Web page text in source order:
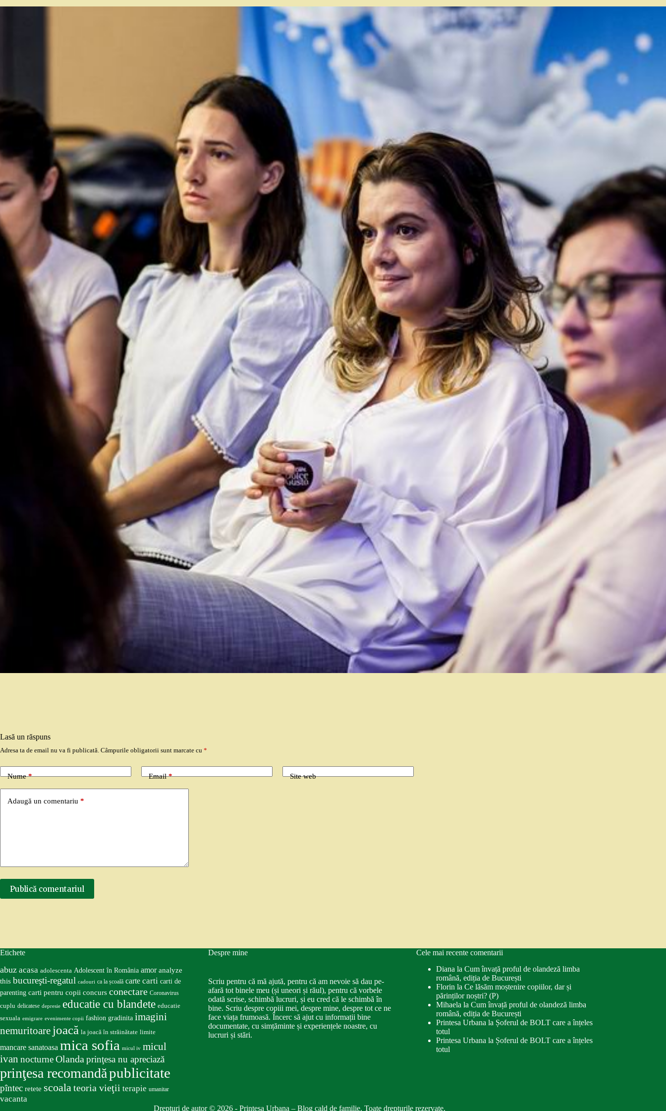
Lasă un răspuns
Adresa ta de email nu va fi publicată. Câmpurile obligatorii sunt marcate cu *
Nume* Email* Site web
Adaugă un comentariu *
Publică comentariul
Etichete
abuz acasa adolescenta Adolescent în România amor analyze
this bucureşti-regatul cadouri ca la școală carte carti carti de
parenting carti pentru copii concurs conectare Coronavirus
cuplu delicatese depresie educatie cu blandete educatie
sexuala emigrare evenimente copii fashion gradinita imagini
nemuritoare joacă la joacă în străinătate limite
mancare sanatoasa mica sofia micul iv micul
ivan nocturneOlanda prinţesa nu apreciază
prinţesa recomandăpublicitate
pîntec retete scoalateoria vieţii terapie umanitar
vacanta
Despre mine
Scriu pentru că mă ajută, pentru că am nevoie să dau pe-
afară tot binele meu (și uneori și răul), pentru că vorbele
odată scrise, schimbă lucruri, și eu cred că le schimbă în
bine. Scriu despre copiii mei, despre mine, despre tot ce ne
face viața frumoasă. Încerc să ajut cu informații bine
documentate, cu simțăminte și experiențele noastre, cu
lucruri și stări.
Cele mai recente comentarii
Diana la Cum învață proful de olandeză limba
română, ediția de București
Florin la Ce lăsăm moștenire copiilor, dar și
părinților noștri? (P)
Mihaela la Cum învață proful de olandeză limba
română, ediția de București
Printesa Urbana la Șoferul de BOLT care a înțeles
totul
Printesa Urbana la Șoferul de BOLT care a înțeles
totul
Drepturi de autor © 2026 - Printesa Urbana – Blog cald de familie. Toate drepturile rezervate.